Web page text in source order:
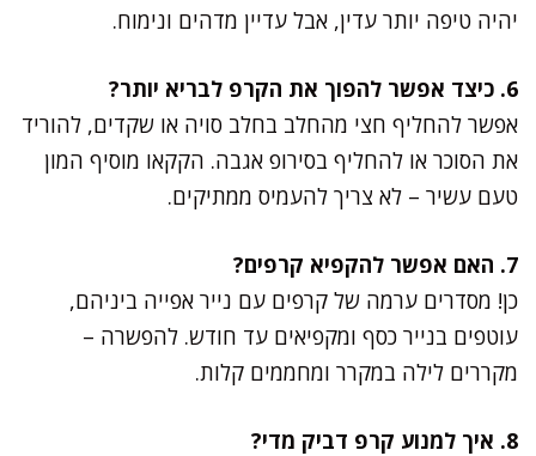
יהיה טיפה יותר עדין, אבל עדיין מדהים ונימוח.
6. כיצד אפשר להפוך את הקרפ לבריא יותר?
אפשר להחליף חצי מהחלב בחלב סויה או שקדים, להוריד
את הסוכר או להחליף בסירופ אגבה. הקקאו מוסיף המון
טעם עשיר – לא צריך להעמיס ממתיקים.
7. האם אפשר להקפיא קרפים?
כן! מסדרים ערמה של קרפים עם נייר אפייה ביניהם,
עוטפים בנייר כסף ומקפיאים עד חודש. להפשרה –
מקררים לילה במקרר ומחממים קלות.
8. איך למנוע קרפ דביק מדי?